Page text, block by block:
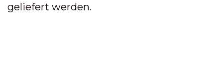
geliefert werden.